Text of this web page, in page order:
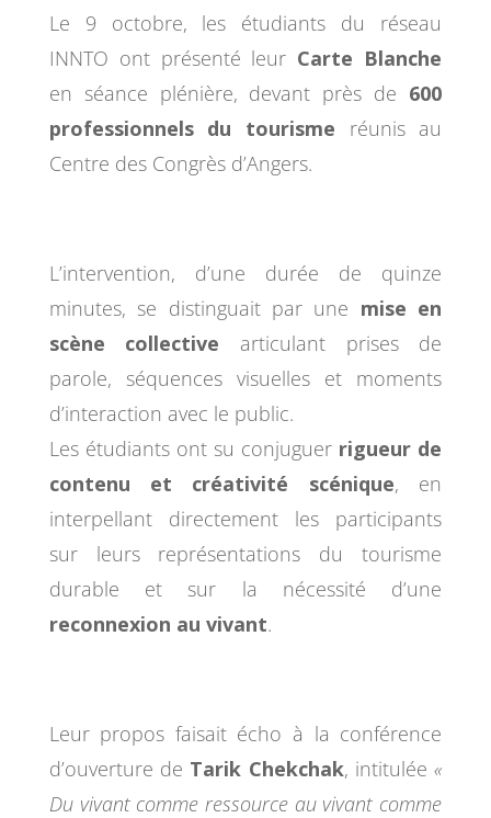
Le 9 octobre, les étudiants du réseau
INNTO ont présenté leur Carte Blanche
en séance plénière, devant près de 600
professionnels du tourisme réunis au
Centre des Congrès d’Angers.
L’intervention, d’une durée de quinze
minutes, se distinguait par une mise en
scène collective articulant prises de
parole, séquences visuelles et moments
d’interaction avec le public.
Les étudiants ont su conjuguer rigueur de
contenu et créativité scénique, en
interpellant directement les participants
sur leurs représentations du tourisme
durable et sur la nécessité d’une
reconnexion au vivant.
Leur propos faisait écho à la conférence
d’ouverture de Tarik Chekchak, intitulée«
Du vivant comme ressource au vivant comme